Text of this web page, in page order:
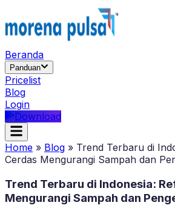
Beranda
Panduan
Pricelist
Blog
Login
Download
Home » Blog » Trend Terbaru di
Cerdas Mengurangi Sampah dan
Trend Terbaru di Indonesia:
Mengurangi Sampah dan